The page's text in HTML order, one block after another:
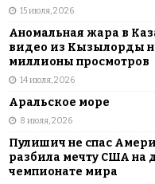
15 июля, 2026
Аномальная жара в
видео из Кызылорды
миллионы просмотров
14 июля, 2026
Аральское море
8 июля, 2026
Пулишич не спас
разбила мечту США на
чемпионате мира